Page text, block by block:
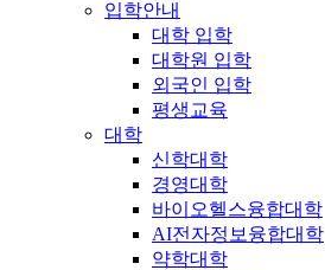
입학안내
대학 입학
대학원 입학
외국인 입학
평생교육
대학
신학대학
경영대학
바이오헬스융합대학
AI전자정보융합대학
약학대학